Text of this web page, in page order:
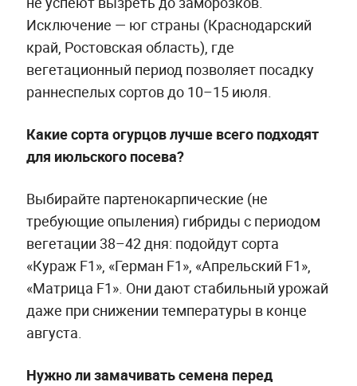
Исключение — юг страны (Краснодарский
край, Ростовская область), где
вегетационный период позволяет посадку
раннеспелых сортов до 10–15 июля.
Какие сорта огурцов лучше всего подходят
для июльского посева?
Выбирайте партенокарпические (не
требующие опыления) гибриды с периодом
вегетации 38–42 дня: подойдут сорта
«Кураж F1», «Герман F1», «Апрельский F1»,
«Матрица F1». Они дают стабильный урожай
даже при снижении температуры в конце
августа.
Нужно ли замачивать семена перед